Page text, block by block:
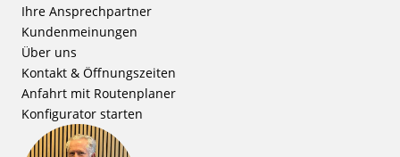
Ihre Ansprechpartner
Kundenmeinungen
Über uns
Kontakt & Öffnungszeiten
Anfahrt mit Routenplaner
Konfigurator starten